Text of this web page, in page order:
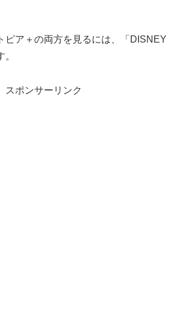
ピア＋の両方を見るには、「DISNEY
スポンサーリンク